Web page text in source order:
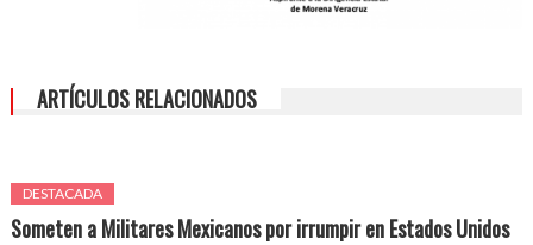
ARTÍCULOS RELACIONADOS
DESTACADA
Someten a Militares Mexicanos por irrumpir en Estados Unidos